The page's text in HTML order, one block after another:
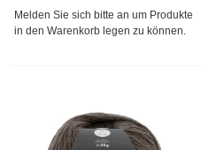
Melden Sie sich bitte an um Produkte
in den Warenkorb legen zu können.